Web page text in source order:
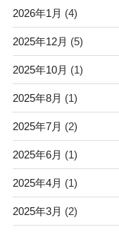
2026年1月 (4)
2025年12月 (5)
2025年10月 (1)
2025年8月 (1)
2025年7月 (2)
2025年6月 (1)
2025年4月 (1)
2025年3月 (2)